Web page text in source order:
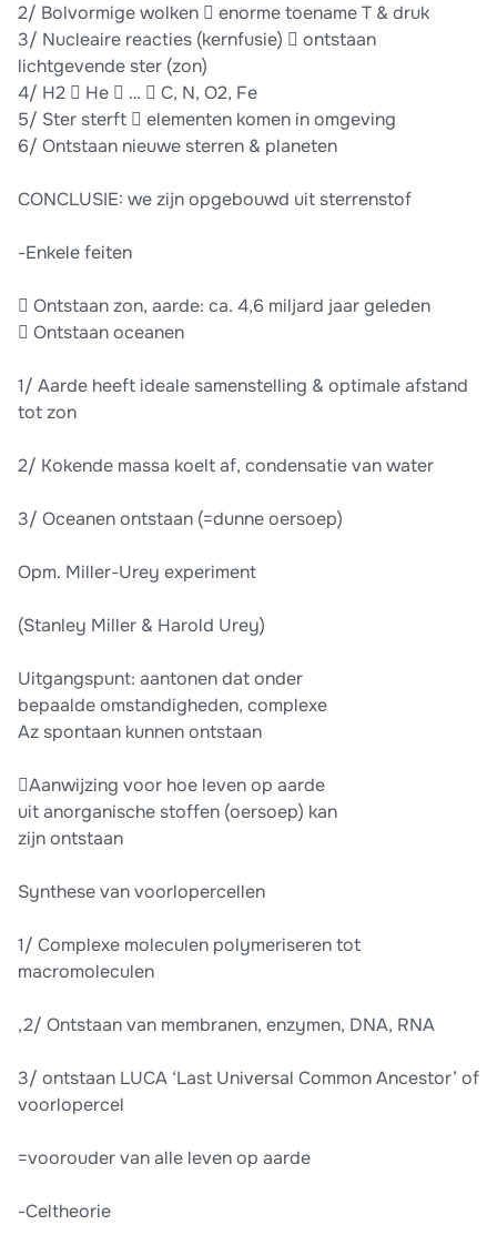
2/ Bolvormige wolken  enorme toename T & druk
3/ Nucleaire reacties (kernfusie)  ontstaan
lichtgevende ster (zon)
4/ H2  He  …  C, N, O2, Fe
5/ Ster sterft  elementen komen in omgeving
6/ Ontstaan nieuwe sterren & planeten
CONCLUSIE: we zijn opgebouwd uit sterrenstof
-Enkele feiten
 Ontstaan zon, aarde: ca. 4,6 miljard jaar geleden
 Ontstaan oceanen
1/ Aarde heeft ideale samenstelling & optimale afstand
tot zon
2/ Kokende massa koelt af, condensatie van water
3/ Oceanen ontstaan (=dunne oersoep)
Opm. Miller-Urey experiment
(Stanley Miller & Harold Urey)
Uitgangspunt: aantonen dat onder
bepaalde omstandigheden, complexe
Az spontaan kunnen ontstaan
Aanwijzing voor hoe leven op aarde
uit anorganische stoffen (oersoep) kan
zijn ontstaan
Synthese van voorlopercellen
1/ Complexe moleculen polymeriseren tot
macromoleculen
,2/ Ontstaan van membranen, enzymen, DNA, RNA
3/ ontstaan LUCA ‘Last Universal Common Ancestor’ of
voorlopercel
=voorouder van alle leven op aarde
-Celtheorie